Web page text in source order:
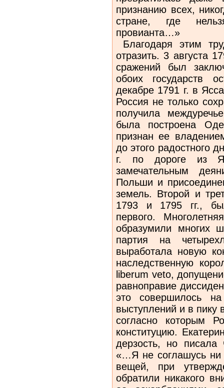
признанию всех,
стране, где
провианта…»
Благодаря этим
отразить. 3 августа
сражений был
обоих государств
декабре 1791 г. в
Россия не только
получила
была построена
признан ее
до этого радостного
г. по дороге из
замечательным
Польши и
земель. Второй и
1793 и 1795 гг.,
первого.
образумили многих
партия на
выработала новую
наследственную
liberum veto,
равноправие
это совершилось
выступлений и в пику
согласно которым
конституцию.
дерзость, но писала
«…Я не соглашусь ни
вещей, при
обратили никакого